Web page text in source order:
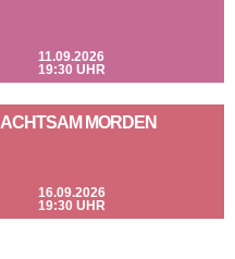
11.09.2026
19:30 UHR
ACHTSAM MORDEN
16.09.2026
19:30 UHR